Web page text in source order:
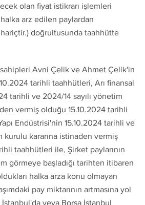
olan fiyat istikrarı işlemleri
arz edilen paylardan
doğrultusunda taahhütte
Avni Çelik ve Ahmet Çelik'in
tarihli taahhütleri, Arı finansal
tarihli ve 2024/14 sayılı yönetim
vermiş olduğu 15.10.2024 tarihli
Endüstrisi'nin 15.10.2024 tarihli ve
kurulu kararına istinaden vermiş
taahhütleri ile, Şirket paylarının
görmeye başladığı tarihten itibaren
halka arza konu olmayan
pay miktarının artmasına yol